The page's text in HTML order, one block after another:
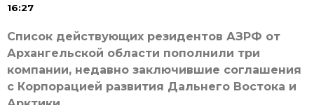
16:27
Список действующих резидентов АЗРФ от
Архангельской области пополнили три
компании, недавно заключившие соглашения
с Корпорацией развития Дальнего Востока и